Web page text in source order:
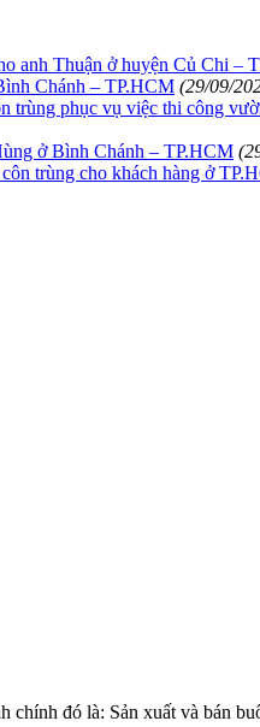
anh Thuận ở huyện Củ Chi –
Chánh – TP.HCM (29/09/
trùng phục vụ việc thi công
ở Bình Chánh – TP.HCM
trùng cho khách hàng ở
chính đó là: Sản xuất và